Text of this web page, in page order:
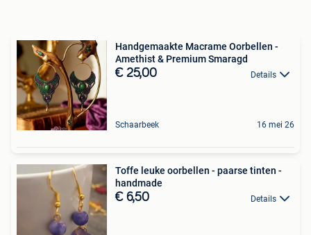
Handgemaakte Macrame Oorbellen -
Amethist & Premium Smaragd
€ 25,00 Details
Schaarbeek 16 mei 26
Toffe leuke oorbellen - paarse tinten -
handmade
€ 6,50 Details